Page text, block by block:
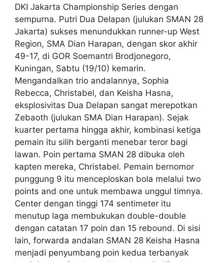
DKI Jakarta Championship Series dengan
sempurna. Putri Dua Delapan (julukan SMAN 28
Jakarta) sukses menundukkan runner-up West
Region, SMA Dian Harapan, dengan skor akhir
49-17, di GOR Soemantri Brodjonegoro,
Kuningan, Sabtu (19/10) kemarin.
Mengandalkan trio andalannya, Sophia
Rebecca, Christabel, dan Keisha Hasna,
eksplosivitas Dua Delapan sangat merepotkan
Zebaoth (julukan SMA Dian Harapan). Sejak
kuarter pertama hingga akhir, kombinasi ketiga
pemain itu silih berganti menebar teror bagi
lawan. Poin pertama SMAN 28 dibuka oleh
kapten mereka, Christabel. Pemain bernomor
punggung 9 itu menceploskan bola melalui two
points and one untuk membawa unggul timnya.
Center dengan tinggi 174 sentimeter itu
menutup laga membukukan double-double
dengan catatan 17 poin dan 15 rebound. Di sisi
lain, forwarda andalan SMAN 28 Keisha Hasna
menjadi penyumbang poin kedua terbanyak